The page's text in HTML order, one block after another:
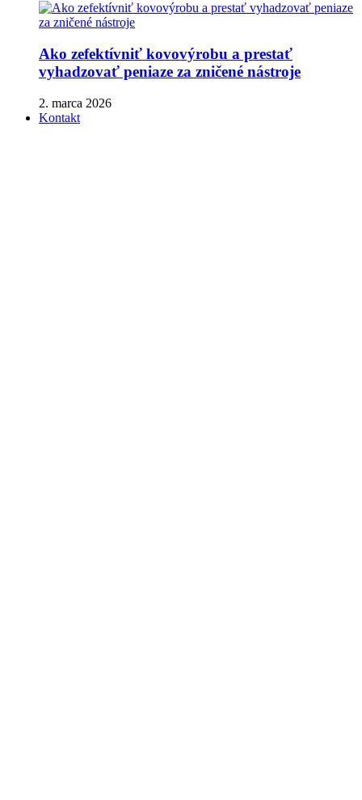
Ako zefektívniť kovovýrobu a prestať
vyhadzovať peniaze za zničené nástroje
2. marca 2026
Kontakt